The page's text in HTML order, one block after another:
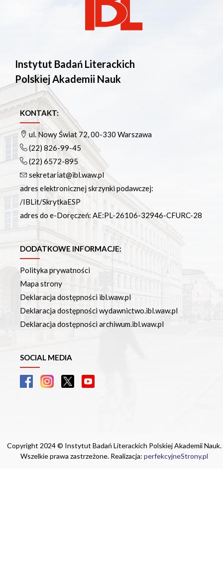
Instytut Badań Literackich
Polskiej Akademii Nauk
KONTAKT:
ul. Nowy Świat 72, 00-330 Warszawa
(22) 826-99-45
(22) 6572-895
sekretariat@ibl.waw.pl
adres elektronicznej skrzynki podawczej:
/IBLit/SkrytkaESP
adres do e-Doręczeń: AE:PL-26106-32946-CFURC-28
DODATKOWE INFORMACJE:
Polityka prywatności
Mapa strony
Deklaracja dostępności ibl.waw.pl
Deklaracja dostępności wydawnictwo.ibl.waw.pl
Deklaracja dostępności archiwum.ibl.waw.pl
SOCIAL MEDIA
Copyright 2024 © Instytut Badań Literackich Polskiej Akademii Nauk.
Wszelkie prawa zastrzeżone. Realizacja: perfekcyjneStrony.pl